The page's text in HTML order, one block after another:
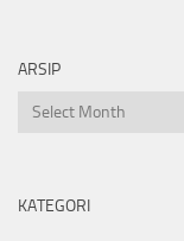
ARSIP
Arsip
KATEGORI